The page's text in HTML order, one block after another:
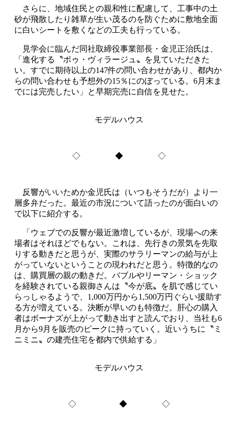
さらに、地域住民との親和性に配慮して、工事中の土
砂が飛散したり雑草が生い茂るのを防ぐために敷地全面
に白いシートを敷くなどの工夫も行っている。
見学会に臨んだ同社取締役事業部長・金児正治氏は、
「進化する〝ボゥ・ヴィラージュ〟を見ていただきた
い。すでに期待以上の147件の問い合わせがあり、都内か
らの問い合わせも予想外の15％にのぼっている。6月末ま
でには完売したい」と早期完売に自信を見せた。
モデルハウス
◇ ◆ ◇
反響がいいためか金児氏は（いつもそうだが）より一
層多弁だった。最近の市況について語ったのが面白いの
で以下に紹介する。
「ウェブでの反響が最近激増しているが、現場への来
場者はそれほどでもない。これは、先行きの景気を先取
りする動きだと思うが、実際のサラリーマンの給与が上
がっていないということの現われだと思う。特徴的なの
は、購買層の親の動きだ。バブルやリーマン・ショック
を経験されている親御さんは〝今が底〟を肌で感じてい
らっしゃるようで、1,000万円から1,500万円ぐらい援助す
る方が増えている。決断が早いのも特徴だ。肝心の購入
者はボーナズが上がって動き出すと読んでおり、当社も6
月から9月を販売のピークに持っていく。近いうちに〝ミ
ニミニ〟の建売住宅を都内で供給する」
モデルハウス
◇ ◆ ◇